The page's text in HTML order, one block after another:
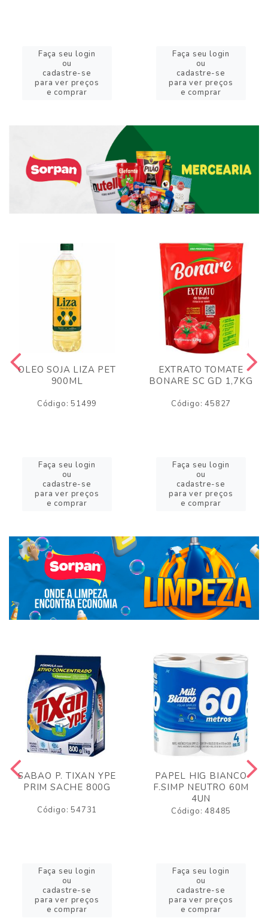
Faça seu login
ou
cadastre-se
para ver preços
e comprar
Faça seu login
ou
cadastre-se
para ver preços
e comprar
OLEO SOJA LIZA PET
900ML
Código: 51499
Faça seu login
ou
cadastre-se
para ver preços
e comprar
EXTRATO TOMATE
BONARE SC GD 1,7KG
Código: 45827
Faça seu login
ou
cadastre-se
para ver preços
e comprar
SABAO P. TIXAN YPE
PRIM SACHE 800G
Código: 54731
Faça seu login
ou
cadastre-se
para ver preços
e comprar
PAPEL HIG BIANCO
F.SIMP NEUTRO 60M
4UN
Código: 48485
Faça seu login
ou
cadastre-se
para ver preços
e comprar